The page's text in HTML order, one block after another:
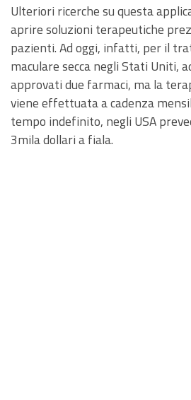
Ulteriori ricerche su questa
aprire soluzioni terapeutiche
pazienti. Ad oggi, infatti, per il
maculare secca negli Stati Uniti,
approvati due farmaci, ma la
viene effettuata a cadenza
tempo indefinito, negli USA
3mila dollari a fiala.